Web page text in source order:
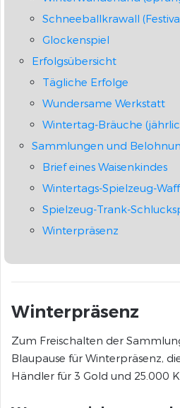
Schneeballkrawall
Glockenspiel
Erfolgsübersicht
Tägliche Erfolge
Wundersame Werkstatt
Wintertag-Bräuche
Sammlungen und
Brief eines Waisenkindes
Wintertags-Spielzeug-
Spielzeug-Trank-
Winterpräsenz
Winterpräsenz
Zum Freischalten der
Blaupause für Winterpräsenz,
Händler für 3 Gold und 25.000